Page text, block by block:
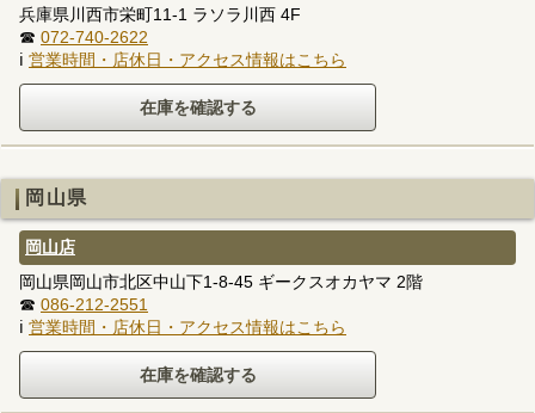
兵庫県川西市栄町11-1 ラソラ川西 4F
☎ 072-740-2622
ℹ 営業時間・店休日・アクセス情報はこちら
岡山県
岡山店
岡山県岡山市北区中山下1-8-45 ギークスオカヤマ 2階
☎ 086-212-2551
ℹ 営業時間・店休日・アクセス情報はこちら